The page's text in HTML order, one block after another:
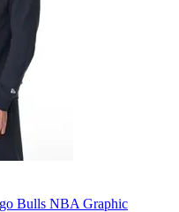
Bulls NBA Graphic